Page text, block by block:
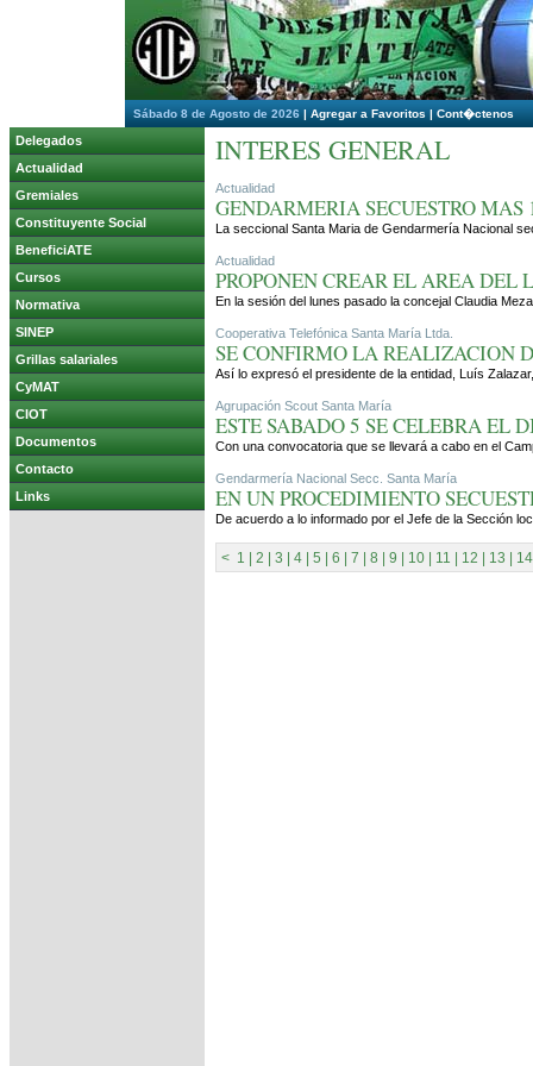
Sábado 8 de Agosto de 2026 | Agregar a Favoritos | Cont�ctenos
Delegados
Actualidad
Gremiales
Constituyente Social
BeneficiATE
Cursos
Normativa
SINEP
Grillas salariales
CyMAT
CIOT
Documentos
Contacto
Links
INTERES GENERAL
Actualidad
GENDARMERIA SECUESTRO
La seccional Santa Maria de Gendarmería Nacional
Actualidad
PROPONEN CREAR EL AREA DEL
En la sesión del lunes pasado la concejal Claudia
Cooperativa Telefónica Santa María Ltda.
SE CONFIRMO LA REALIZACION
Así lo expresó el presidente de la entidad, Luís
Agrupación Scout Santa María
ESTE SABADO 5 SE CELEBRA EL
Con una convocatoria que se llevará a cabo en el
Gendarmería Nacional Secc. Santa María
EN UN PROCEDIMIENTO
De acuerdo a lo informado por el Jefe de la Sección
< 1 2 3 4 5 6 7 8 9 10 11 12 13 14